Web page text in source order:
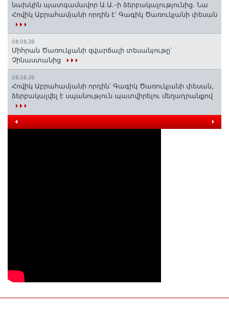
նախկին պատգամավոր Ա.Ա.-ի ձերբակալությունից. Նա
Հովիկ Աբրահամյանի որդին է՝ Գագիկ Ծառուկյանի փեսան
08.08.26
Միհրան Ծառուկյանի զվարճալի տեսանյութը՝
Չինաստանից
08.08.26
Հովիկ Աբրահամյանի որդին՝ Գագիկ Ծառուկյանի փեսան,
ձերբակալվել է սպանություն պատվիրելու մեղադրանքով